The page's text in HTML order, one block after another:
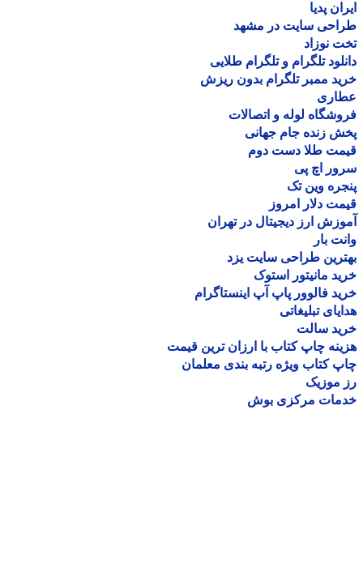
پدیا
سایت در مشهد
نوزاد
تلگرام و تلگرام طلایی
ممبر تلگرام بدون ریزش
لوله و اتصالات
زنده جام جهانی
طلا دست دوم
اچ پی
وین تک
دلار امروز
ارز دیجیتال در تهران
بار
طراحی سایت یزد
مانیتور استوک
فالوور پاپ آپ اینستاگرام
تبلیغاتی
سالت
چاپ کتاب با ارزان ترین قیمت
کتاب ویژه رتبه بندی معلمان
موزیک
مرکزی بوش